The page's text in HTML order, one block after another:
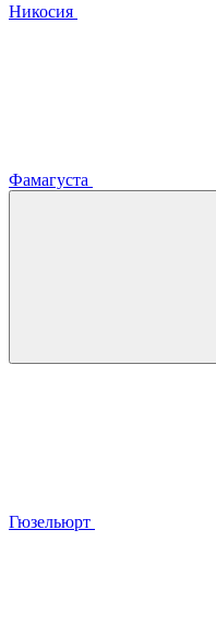
Никосия
Фамагуста
Гюзельюрт